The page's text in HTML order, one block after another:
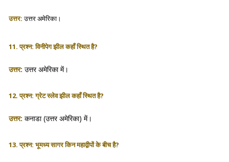
उत्तर:उत्तर अमेरिका।
11. प्रश्न: विनीपेग झील कहाँ स्थित है?
उत्तर: उत्तर अमेरिका में।
12. प्रश्न: ग्रेट स्लेव झील कहाँ स्थित है?
उत्तर: कनाडा (उत्तर अमेरिका) में।
13. प्रश्न: भूमध्य सागर किन महाद्वीपों के बीच है?